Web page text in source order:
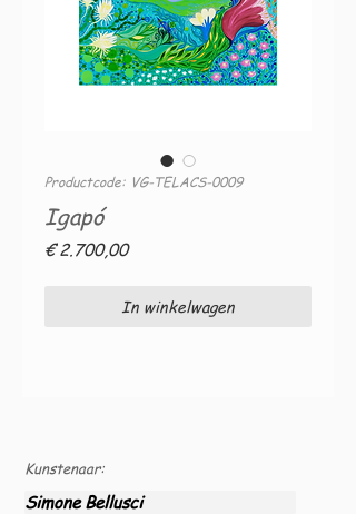
Productcode: VG-TELACS-0009
Igapó
€ 2.700,00Prijs
In winkelwagen
Kunstenaar:
Simone Bellusci